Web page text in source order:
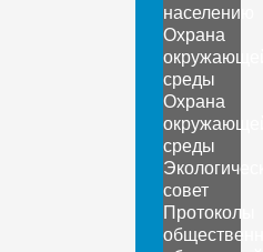
населению
Охрана
среды
Охрана
среды
совет
Протоколы